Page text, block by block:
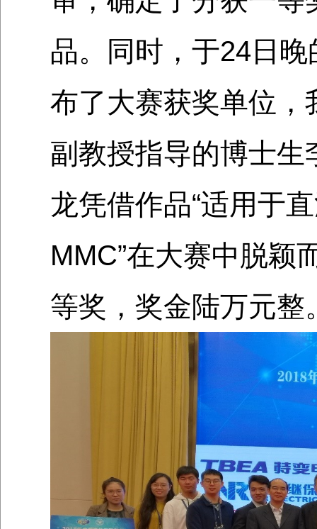
品。同时，于24日
布了大赛获奖单位
副教授指导的博士
龙凭借作品“适用于
MMC”在大赛中脱颖
等奖，奖金陆万元整